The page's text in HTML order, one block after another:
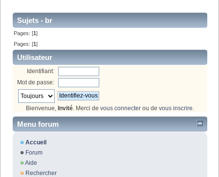
Sujets - br
Pages: [1]
Pages: [1]
Utilisateur
Identifiant:
Mot de passe:
Bienvenue, Invité. Merci de vous connecter ou de vous inscrire.
Menu forum
Accueil
Forum
Aide
Rechercher